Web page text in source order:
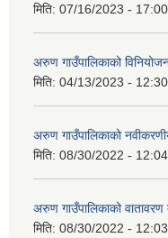
मिति: 07/16/2023 - 17:00
अरुण गाउँपालिकाको
मिति: 04/13/2023 - 12:30
अरुण गाउँपालिकाको
मिति: 08/30/2022 - 12:04
अरुण गाउँपालिकाको
मिति: 08/30/2022 - 12:03